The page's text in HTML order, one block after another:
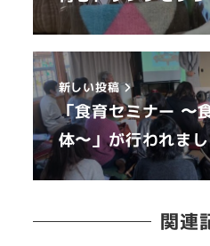
新しい投稿
「食育セミナー 〜
体〜」が行われま
関連